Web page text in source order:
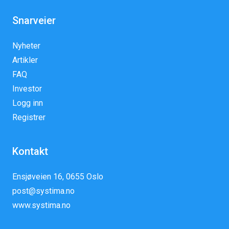
Snarveier
Nyheter
Artikler
FAQ
Investor
Logg inn
Registrer
Kontakt
Ensjøveien 16, 0655 Oslo
post@systima.no
www.systima.no